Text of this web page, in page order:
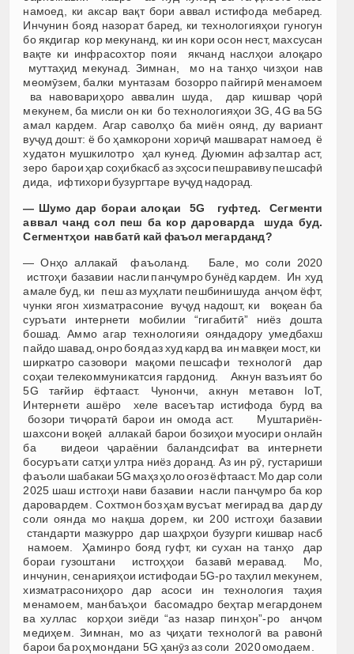
намоед, ки аксар вақт бори аввал истифода мебаред.
Инчунин бояд назорат баред, ки технологияҳои гуногун
бо якдигар кор мекунанд, ки ин кори осон нест, махсусан
вақте ки инфрасохтор пояи якчанд наслҳои алоқаро
муттаҳид мекунад. Зимнан, мо на танҳо чизҳои нав
меомӯзем, балки мунтазам бозорро пайгирӣ менамоем
ва навовариҳоро аввалин шуда, дар кишвар ҷорӣ
мекунем, ба мисли он ки бо технологияҳои 3G, 4G ва 5G
амал кардем. Агар саволҳо ба миён оянд, ду вариант
вуҷуд дошт: ё бо ҳамкорони хориҷӣ машварат намоед ё
худатон мушкилотро ҳал кунед. Дуюмин афзалтар аст,
зеро барои ҳар соҳибкасб аз эҳсоси пешравиву пешсафӣ
дида, ифтихори бузургтаре вуҷуд надорад.
— Шумо дар бораи алоқаи 5G гуфтед.
Сегменти
аввал чанд сол пеш ба кор дароварда
шуда буд.
Сегментҳои навбатӣ кай фаъол мегарданд?
— Онҳо аллакай фаъоланд. Бале, мо соли 2020
истгоҳи базавии насли панҷумро бунёд кардем. Ин худ
амале буд, ки пеш аз муҳлати пешбинишуда анҷом ёфт,
чунки ягон хизматрасоние вуҷуд надошт, ки воқеан ба
суръати интернети мобилии “гигабитӣ” ниёз дошта
бошад. Аммо агар технологияи ояндадору умедбахш
пайдо шавад, онро бояд аз худ кард ва ин мавқеи мост, ки
ширкатро сазовори мақоми пешсафи технологӣ дар
соҳаи телекоммуникатсия гардонид. Акнун вазъият бо
5G тағйир ёфтааст. Чунончи, акнун метавон IoT,
Интернети ашёро хеле васеътар истифода бурд ва
бозори тиҷоратӣ барои ин омода аст. Муштариён-
шахсони воқеӣ аллакай барои бозиҳои муосири онлайн
ба видеои ҷараёнии баландсифат ва интернети
босуръати сатҳи ултра ниёз доранд. Аз ин рӯ, густариши
фаъоли шабакаи 5G маҳз ҳоло оғоз ёфтааст. Мо дар соли
2025 шаш истгоҳи нави базавии насли панҷумро ба кор
даровардем. Сохтмон боз ҳам вусъат мегирад ва дар ду
соли оянда мо нақша дорем, ки 200 истгоҳи базавии
стандарти мазкурро дар шаҳрҳои бузурги кишвар насб
намоем. Ҳаминро бояд гуфт, ки сухан на танҳо дар
бораи гузоштани истгоҳҳои базавӣ меравад. Мо,
инчунин, сенарияҳои истифодаи 5G-ро таҳлил мекунем,
хизматрасониҳоро дар асоси ин технология таҳия
менамоем, манбаъҳои басомадро беҳтар мегардонем
ва хуллас корҳои зиёди “аз назар пинҳон”-ро анҷом
медиҳем. Зимнан, мо аз ҷиҳати технологӣ ва равонӣ
барои ба роҳ мондани 5G ҳанӯз аз соли 2020 омодаем.